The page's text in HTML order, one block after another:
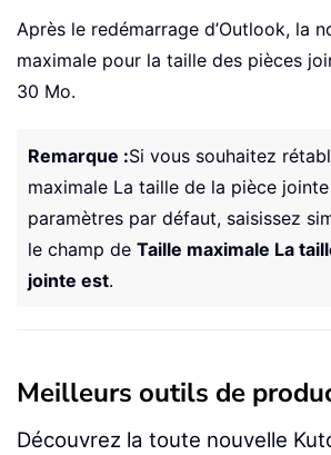
Après le redémarrage d’Outlook, la
maximale pour la taille des pièces
30 Mo.
Remarque :Si vous souhaitez
maximale La taille de la pièce
paramètres par défaut, saisissez
le champ de Taille maximale La
jointe est.
Meilleurs outils de
Découvrez la toute nouvelle